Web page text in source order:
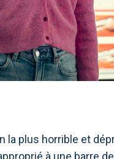
la plus horrible et
à une barre